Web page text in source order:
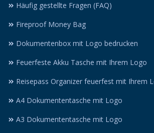
Häufig gestellte Fragen (FAQ)
Fireproof Money Bag
Dokumentenbox mit Logo bedrucken
Feuerfeste Akku Tasche mit Ihrem Logo
Reisepass Organizer feuerfest mit Ihrem
A4 Dokumententasche mit Logo
A3 Dokumententasche mit Logo